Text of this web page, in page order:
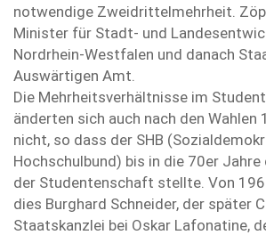
notwendige Zweidrittelmehrheit.
Minister für Stadt- und
Nordrhein-Westfalen und danach
Auswärtigen Amt.
Die Mehrheitsverhältnisse im
änderten sich auch nach den Wahlen
nicht, so dass der SHB
Hochschulbund) bis in die 70er
der Studentenschaft stellte. Von
dies Burghard Schneider, der später
Staatskanzlei bei Oskar Lafonatine,